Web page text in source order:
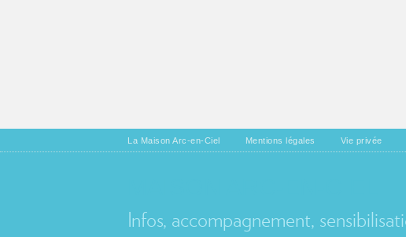
La Maison Arc-en-Ciel Mentions légales Vie privée
Infos, accompagnement,